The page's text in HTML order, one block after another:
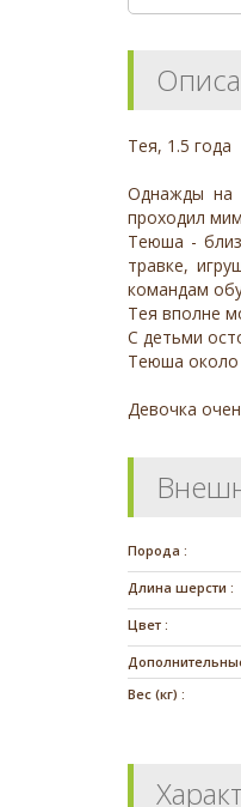
Тея, 1.5 года
Однажды на
проходил
Теюша -
травке,
командам
Тея вполне
С детьми
Теюша около
Девочка
Порода :
Длина шерсти :
Цвет :
Вес (кг) :